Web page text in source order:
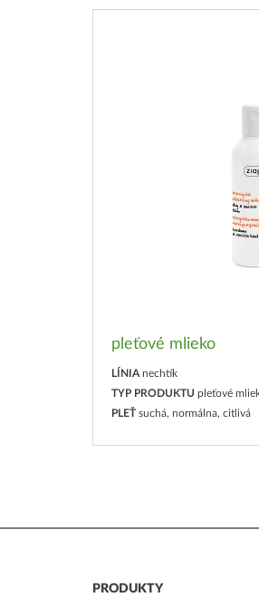
pleťové mlieko
LÍNIA nechtík
TYP PRODUKTU pleťové
PLEŤ suchá, normálna, citlivá
PRODUKTY